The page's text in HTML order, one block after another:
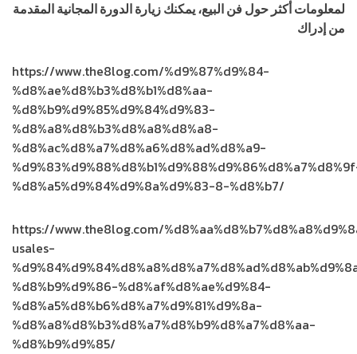
لمعلومات أكثر حول فن البيع، يمكنك زيارة الدورة المجانية المقدمة
من إدراك
https://www.the8log.com/%d9%87%d9%84-
%d8%ae%d8%b3%d8%b1%d8%aa-
%d8%b9%d9%85%d9%84%d9%83-
%d8%a8%d8%b3%d8%a8%d8%a8-
%d8%ac%d8%a7%d8%a6%d8%ad%d8%a9-
%d8%a5%d9%84%d9%8a%d9%83-8-%d8%b7/
https://www.the8log.com/
usales-
%d8%b9%d9%86-%d8%af%d8%ae%d9%84-
%d8%a5%d8%b6%d8%a7%d9%81%d9%8a-
%d8%a8%d8%b3%d8%a7%d8%b9%d8%a7%d8%aa-
%d8%b9%d9%85/